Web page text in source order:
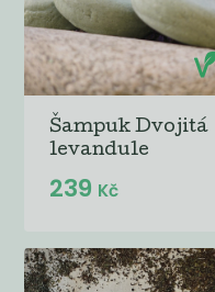
Šampuk Dvojitá
levandule
239 Kč